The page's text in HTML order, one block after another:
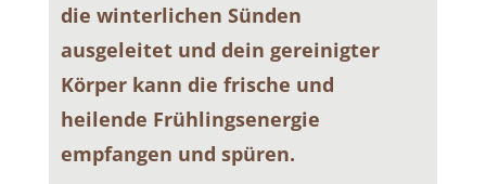
die winterlichen Sünden
ausgeleitet und dein gereinigter
Körper kann die frische und
heilende Frühlingsenergie
empfangen und spüren.